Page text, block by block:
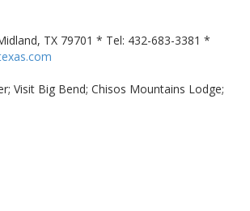
TX 79701 * Tel: 432-683-3381 *
Visit Big Bend; Chisos Mountains Lodge;